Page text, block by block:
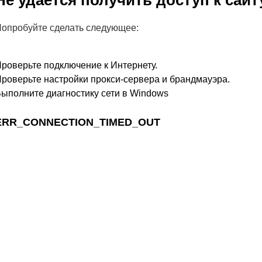
сделать следующее:
подключение к Интернету.
настройки прокси-сервера и брандмауэра.
диагностику сети в Windows